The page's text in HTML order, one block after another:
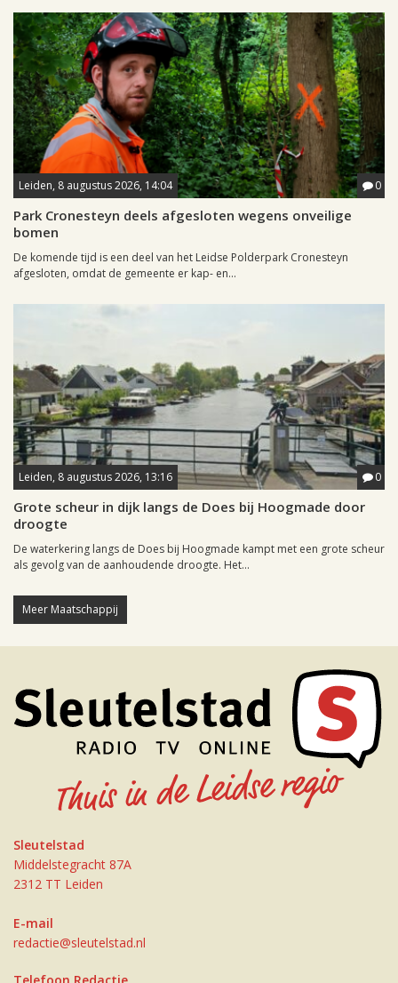
Leiden, 8 augustus 2026, 14:04 0
Park Cronesteyn deels afgesloten wegens onveilige
bomen
De komende tijd is een deel van het Leidse Polderpark Cronesteyn
afgesloten, omdat de gemeente er kap- en...
Leiden, 8 augustus 2026, 13:16 0
Grote scheur in dijk langs de Does bij Hoogmade door
droogte
De waterkering langs de Does bij Hoogmade kampt met een grote scheur
als gevolg van de aanhoudende droogte. Het...
Meer Maatschappij
Sleutelstad
Middelstegracht 87A
2312 TT Leiden
E-mail
redactie@sleutelstad.nl